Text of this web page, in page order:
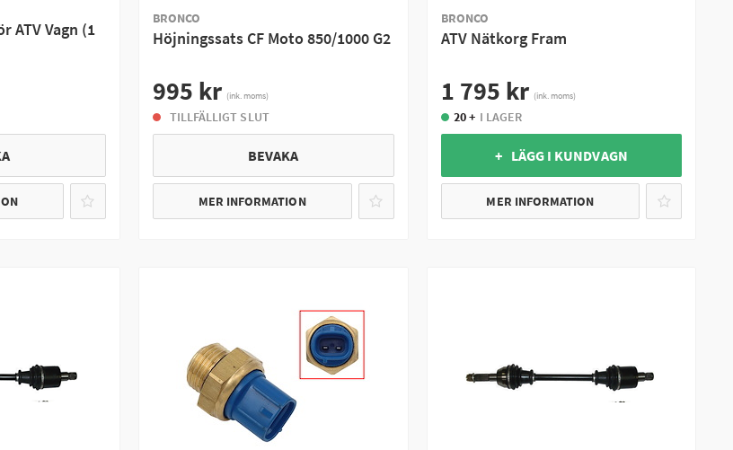
ATV Vagn (1
BRONCO
Höjningssats CF Moto 850/1000 G2
995 kr (ink. moms)
TILLFÄLLIGT SLUT
BEVAKA
MER INFORMATION
BRONCO
ATV Nätkorg Fram
1 795 kr (ink. moms)
20 + I LAGER
+ LÄGG I KUNDVAGN
MER INFORMATION